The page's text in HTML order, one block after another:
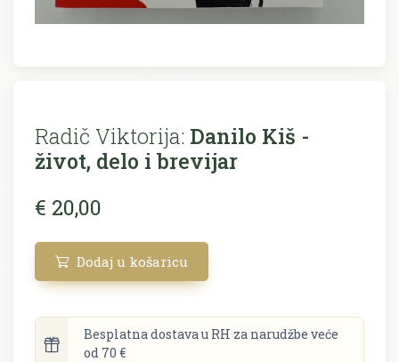
Radič Viktorija: Danilo Kiš -
život, delo i brevijar
€ 20,00
Dodaj u košaricu
Besplatna dostava u RH za narudžbe veće
od 70 €